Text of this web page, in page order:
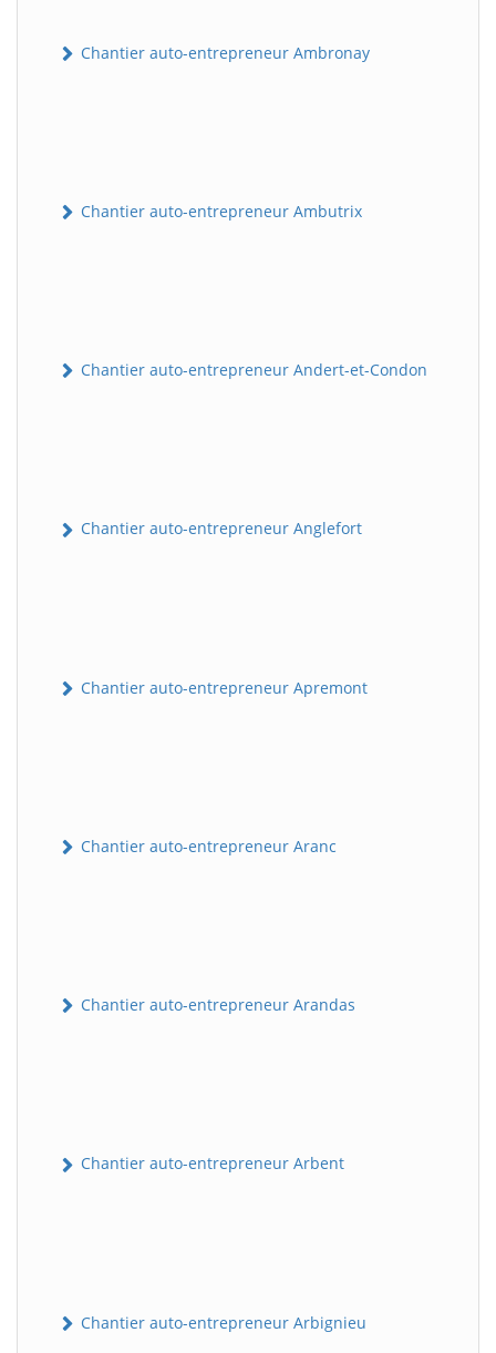
Chantier auto-entrepreneur Ambronay
Chantier auto-entrepreneur Ambutrix
Chantier auto-entrepreneur Andert-et-Condon
Chantier auto-entrepreneur Anglefort
Chantier auto-entrepreneur Apremont
Chantier auto-entrepreneur Aranc
Chantier auto-entrepreneur Arandas
Chantier auto-entrepreneur Arbent
Chantier auto-entrepreneur Arbignieu